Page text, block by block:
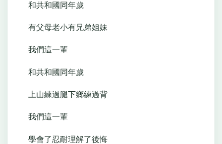
和共和國同年歲
有父母老小有兄弟姐妹
我們這一輩
和共和國同年歲
上山練過腿下鄉練過背
我們這一輩
學會了忍耐理解了後悔